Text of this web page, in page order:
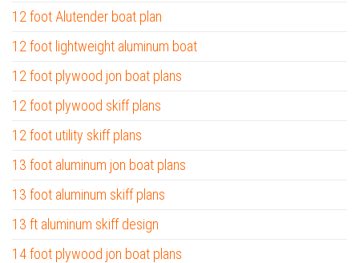
12 foot Alutender boat plan
12 foot lightweight aluminum boat
12 foot plywood jon boat plans
12 foot plywood skiff plans
12 foot utility skiff plans
13 foot aluminum jon boat plans
13 foot aluminum skiff plans
13 ft aluminum skiff design
14 foot plywood jon boat plans